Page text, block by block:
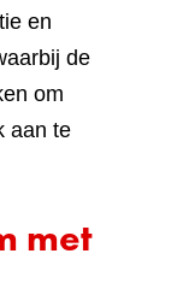
en
de
om
aan te
met